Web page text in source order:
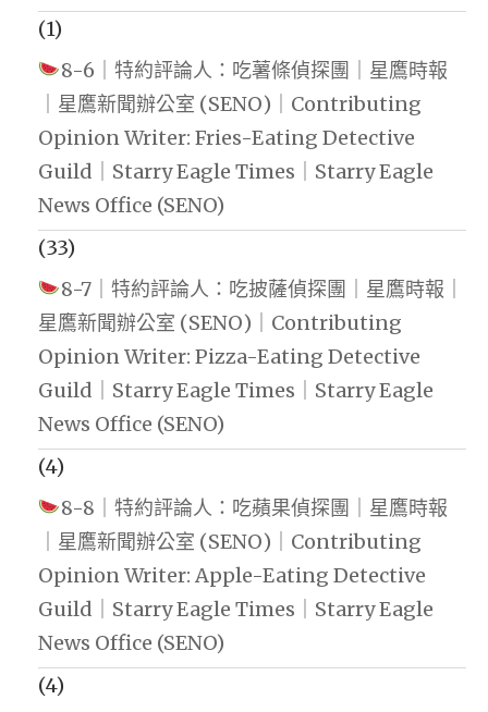
(1)
8-6｜特約評論人：吃薯條偵探團｜星鷹時報
｜星鷹新聞辦公室 (SENO)｜Contributing
Opinion Writer: Fries-Eating Detective
Guild｜Starry Eagle Times｜Starry Eagle
News Office (SENO)
(33)
8-7｜特約評論人：吃披薩偵探團｜星鷹時報｜
星鷹新聞辦公室 (SENO)｜Contributing
Opinion Writer: Pizza-Eating Detective
Guild｜Starry Eagle Times｜Starry Eagle
News Office (SENO)
(4)
8-8｜特約評論人：吃蘋果偵探團｜星鷹時報
｜星鷹新聞辦公室 (SENO)｜Contributing
Opinion Writer: Apple-Eating Detective
Guild｜Starry Eagle Times｜Starry Eagle
News Office (SENO)
(4)